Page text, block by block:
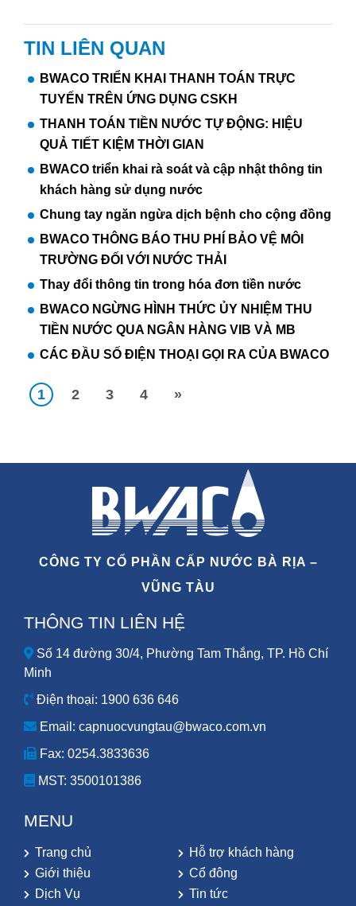
TIN LIÊN QUAN
BWACO TRIỂN KHAI THANH TOÁN TRỰC
TUYẾN TRÊN ỨNG DỤNG CSKH
THANH TOÁN TIỀN NƯỚC TỰ ĐỘNG: HIỆU
QUẢ TIẾT KIỆM THỜI GIAN
BWACO triển khai rà soát và cập nhật thông tin
khách hàng sử dụng nước
Chung tay ngăn ngừa dịch bệnh cho cộng đồng
BWACO THÔNG BÁO THU PHÍ BẢO VỆ MÔI
TRƯỜNG ĐỐI VỚI NƯỚC THẢI
Thay đổi thông tin trong hóa đơn tiền nước
BWACO NGỪNG HÌNH THỨC ỦY NHIỆM THU
TIỀN NƯỚC QUA NGÂN HÀNG VIB VÀ MB
CÁC ĐẦU SỐ ĐIỆN THOẠI GỌI RA CỦA BWACO
1 2 3 4 »
CÔNG TY CỔ PHẦN CẤP NƯỚC BÀ RỊA –
VŨNG TÀU
THÔNG TIN LIÊN HỆ
Số 14 đường 30/4, Phường Tam Thắng, TP. Hồ Chí
Minh
Điện thoại: 1900 636 646
Email: capnuocvungtau@bwaco.com.vn
Fax: 0254.3833636
MST: 3500101386
MENU
Trang chủ
Hỗ trợ khách hàng
Giới thiệu
Cổ đông
Dịch Vụ
Tin tức